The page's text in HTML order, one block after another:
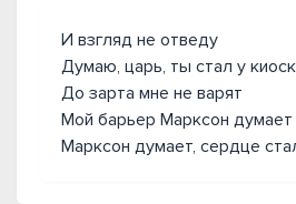
И взгляд не отведу
Думаю, царь, ты стал у
До зарта мне не варят
Мой барьер Марксон думает
Марксон думает, сердце